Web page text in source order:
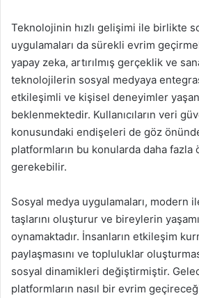
Teknolojinin hızlı gelişimi ile birlikte
uygulamaları da sürekli evrim
yapay zeka, artırılmış gerçeklik ve
teknolojilerin sosyal medyaya
etkileşimli ve kişisel deneyimler
beklenmektedir. Kullanıcıların veri
konusundaki endişeleri de göz
platformların bu konularda daha fazla
gerekebilir.
Sosyal medya uygulamaları, modern
taşlarını oluşturur ve bireylerin
oynamaktadır. İnsanların etkileşim
paylaşmasını ve topluluklar
sosyal dinamikleri değiştirmiştir.
platformların nasıl bir evrim